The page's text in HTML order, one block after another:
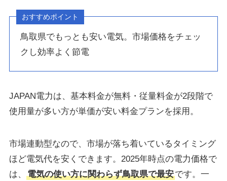
おすすめポイント
鳥取県でもっとも安い電気。市場価格をチェッ
クし効率よく節電
JAPAN電力は、基本料金が無料・従量料金が2段階で
使用量が多い方が単価が安い料金プランを採用。
市場連動型なので、市場が落ち着いているタイミング
ほど電気代を安くできます。2025年時点の電力価格で
は、
電気の使い方に関わらず鳥取県で最安です。一